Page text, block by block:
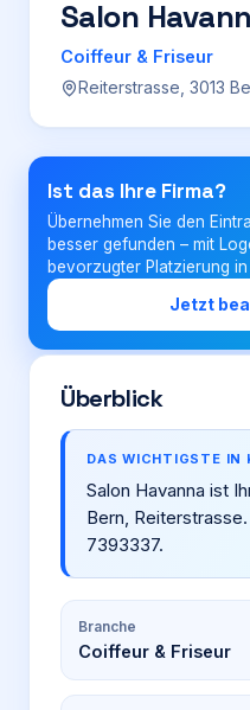
Preise
Für Firmen
Salon
Coiffeur & Friseur
Reiterstrasse, 3013
Ist das Ihre Firma?
Übernehmen Sie den
besser gefunden – mit
bevorzugter Platzierung
Jetzt
Überblick
DAS WICHTIGSTE IN
Salon Havanna ist
Bern,
7393337.
Branche
Coiffeur & Friseur